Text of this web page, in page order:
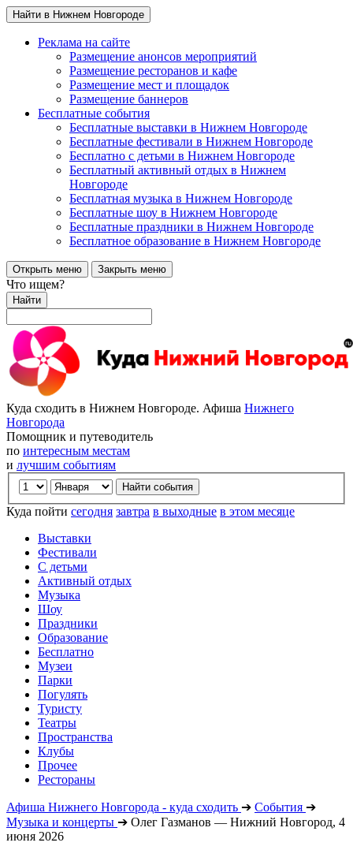
Найти в Нижнем Новгороде
Реклама на сайте
Размещение анонсов мероприятий
Размещение ресторанов и кафе
Размещение мест и площадок
Размещение баннеров
Бесплатные события
Бесплатные выставки в Нижнем Новгороде
Бесплатные фестивали в Нижнем Новгороде
Бесплатно с детьми в Нижнем Новгороде
Бесплатный активный отдых в Нижнем
Новгороде
Бесплатная музыка в Нижнем Новгороде
Бесплатные шоу в Нижнем Новгороде
Бесплатные праздники в Нижнем Новгороде
Бесплатное образование в Нижнем Новгороде
Открыть меню Закрыть меню
Что ищем?
Найти
Куда сходить в Нижнем Новгороде. Афиша Нижнего
Новгорода
Помощник и путеводитель
по интересным местам
и лучшим событиям
Куда пойти сегодня завтра в выходные в этом месяце
Выставки
Фестивали
С детьми
Активный отдых
Музыка
Шоу
Праздники
Образование
Бесплатно
Музеи
Парки
Погулять
Туристу
Театры
Пространства
Клубы
Прочее
Рестораны
Афиша Нижнего Новгорода - куда сходить ➔ События ➔
Музыка и концерты ➔ Олег Газманов — Нижний Новгород, 4
июня 2026